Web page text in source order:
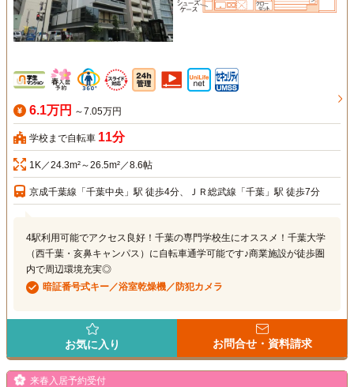
6.1万円 ～7.05万円
学校まで自転車 11分
1K／24.3m²～26.5m²／8.6帖
京成千葉線「千葉中央」駅 徒歩4分、ＪＲ総武線「千葉」駅 徒歩7分
4駅利用可能でアクセス良好！千葉の専門学校生にオススメ！千葉大学
（西千葉・亥鼻キャンパス）に自転車通学可能です♪商業施設が徒歩圏
内で周辺環境充実◎
暗証番号式キー／浴室乾燥機／防犯カメラ
お気に入り お問合せ・資料請求
来春入居予約受付